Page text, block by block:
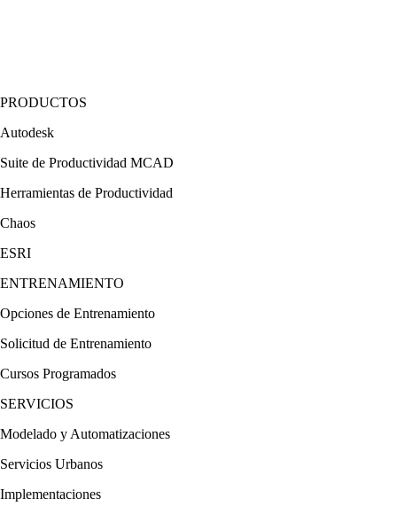
PRODUCTOS
Autodesk
Suite de Productividad MCAD
Herramientas de Productividad
Chaos
ESRI
ENTRENAMIENTO
Opciones de Entrenamiento
Solicitud de Entrenamiento
Cursos Programados
SERVICIOS
Modelado y Automatizaciones
Servicios Urbanos
Implementaciones